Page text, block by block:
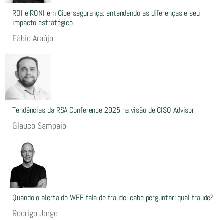
ROI e RONI em Cibersegurança: entendendo as diferenças e seu
impacto estratégico
Fábio Araújo
Tendências da RSA Conference 2025 na visão de CISO Advisor
Glauco Sampaio
Quando o alerta do WEF fala de fraude, cabe perguntar: qual fraude?
Rodrigo Jorge